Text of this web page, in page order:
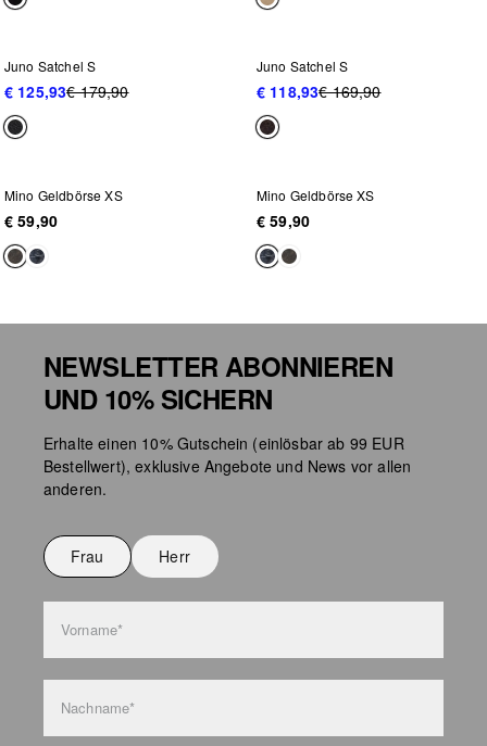
NEU IM SALE
Juno Satchel S
€ 125,93€ 179,90
Juno Satchel S
€ 118,93€ 169,90
Mino Geldbörse XS
€ 59,90
Mino Geldbörse XS
€ 59,90
NEWSLETTER ABONNIEREN
UND 10% SICHERN
Erhalte einen 10% Gutschein (einlösbar ab 99 EUR
Bestellwert), exklusive Angebote und News vor allen
anderen.
Frau Herr
Vorname*
Nachname*